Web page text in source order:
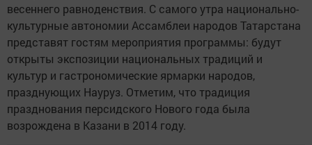
весеннего равноденствия. С самого утра национально-
культурные автономии Ассамблеи народов Татарстана
представят гостям мероприятия программы: будут
открыты экспозиции национальных традиций и
культур и гастрономические ярмарки народов,
празднующих Науруз. Отметим, что традиция
празднования персидского Нового года была
возрождена в Казани в 2014 году.